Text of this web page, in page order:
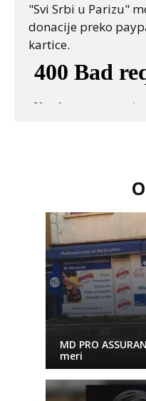
"Svi Srbi u Parizu"
donacije preko
kartice.
MD PRO
meri